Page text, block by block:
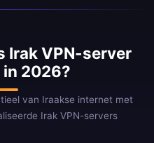
Irak VPN-server
2026?
van Iraakse internet met
Irak VPN-servers